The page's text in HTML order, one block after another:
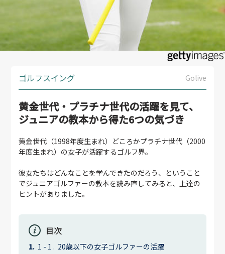
ゴルフスイング Golive
黄金世代・プラチナ世代の活躍を見て、
ジュニアの教本から得た6つの気づき
黄金世代（1998年度生まれ）どころかプラチナ世代（2000
年度生まれ）の女子が活躍するゴルフ界。
彼女たちはどんなことを学んできたのだろう、ということ
でジュニアゴルファーの教本を読み直してみると、上達の
ヒントがありました。
目次
20歳以下の女子ゴルファーの活躍